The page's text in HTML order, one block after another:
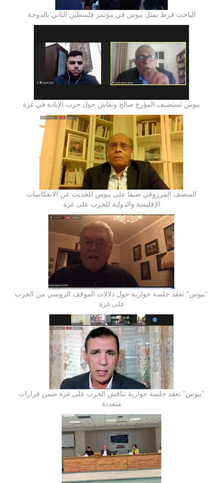
الباحث قرط يمثل يبوس في مؤتمر فلسطين الثاني بالدوحة
يبوس تستضيف المؤرخ صالح ونقاش حول حرب الإبادة في غزة
المنصف المرزوقي ضيفا على يبوس للحديث عن الانعكاسات
الإقليمية والدولية للحرب على غزة
"يبوس" تعقد جلسة حوارية حول دلالات الموقف الروسي من الحرب
على غزة
"يبوس" تعقد جلسة حوارية تناقش الحرب على غزة ضمن قرارات
متعددة